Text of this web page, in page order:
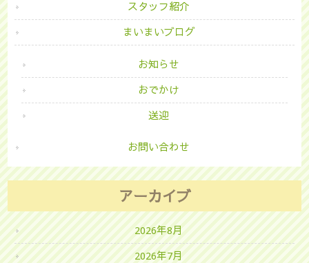
スタッフ紹介
まいまいブログ
お知らせ
おでかけ
送迎
お問い合わせ
アーカイブ
2026年8月
2026年7月